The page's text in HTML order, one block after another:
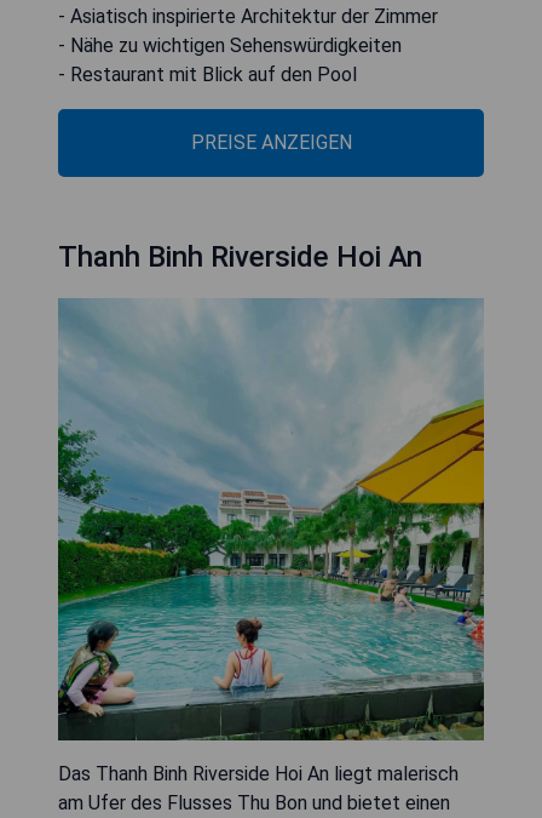
- Asiatisch inspirierte Architektur der Zimmer
- Nähe zu wichtigen Sehenswürdigkeiten
- Restaurant mit Blick auf den Pool
PREISE ANZEIGEN
Thanh Binh Riverside Hoi An
Das Thanh Binh Riverside Hoi An liegt malerisch
am Ufer des Flusses Thu Bon und bietet einen